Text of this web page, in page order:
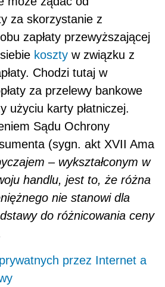
za skorzystanie z
zapłaty przewyższającej
koszty w związku z
Chodzi tutaj w
za przelewy bankowe
użyciu karty płatniczej.
Sądu Ochrony
(sygn. akt XVII Ama
– wykształconym w
handlu, jest to, że różna
nie stanowi dla
do różnicowania ceny
przez Internet a